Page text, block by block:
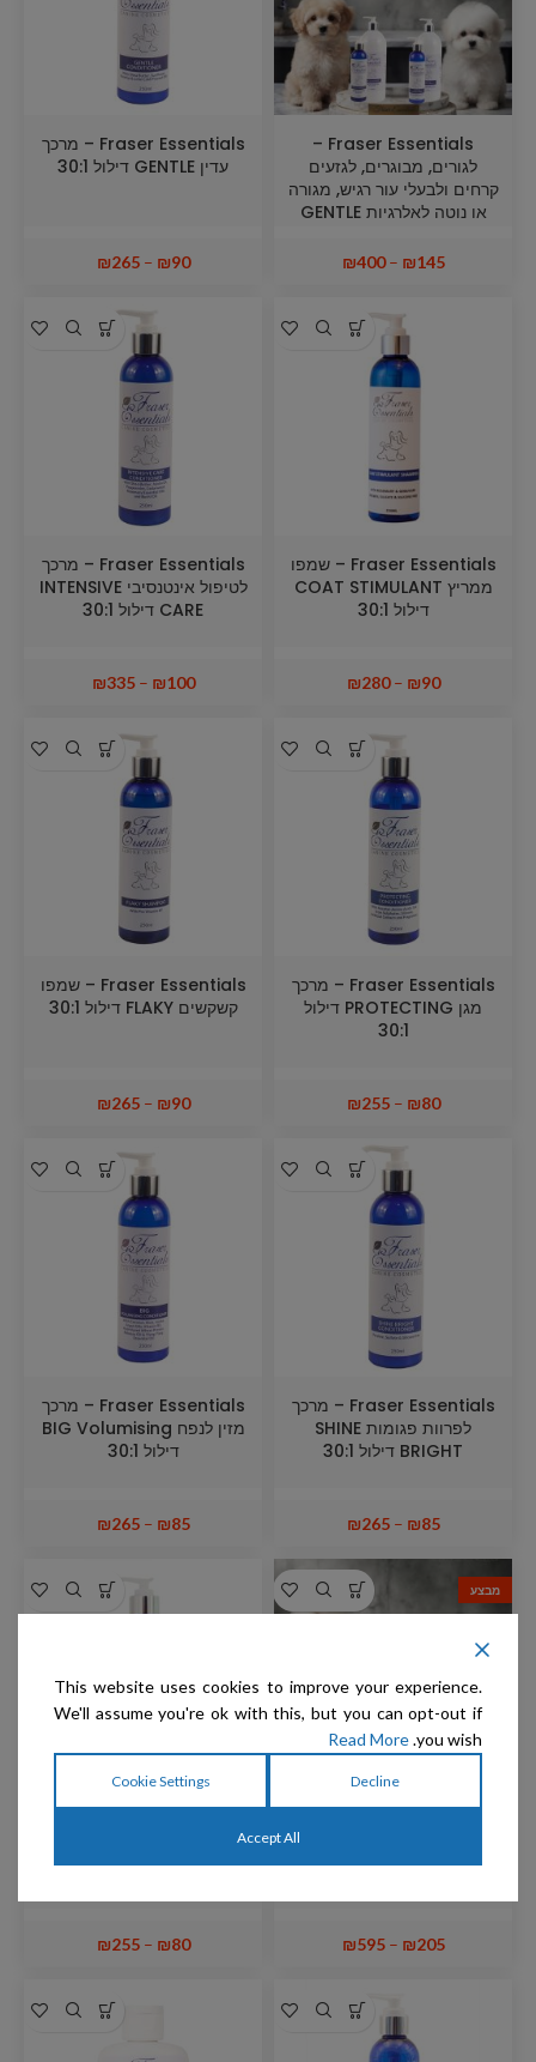
Fraser Essentials –
לגורים, מבוגרים, לגזעים
קרחים ולבעלי עור רגיש, מגורה
או נוטה לאלרגיות GENTLE
₪145
–
₪400
Fraser Essentials – מרכך
עדין GENTLE דילול 30:1
₪90
–
₪265
Fraser Essentials – שמפו
ממריץ COAT STIMULANT
דילול 30:1
₪90
–
₪280
Fraser Essentials – מרכך
לטיפול אינטנסיבי INTENSIVE
CARE דילול 30:1
₪100
–
₪335
Fraser Essentials – מרכך
מגן PROTECTING דילול
30:1
₪80
–
₪255
Fraser Essentials – שמפו
קשקשים FLAKY דילול 30:1
₪90
–
₪265
Fraser Essentials – מרכך
לפרוות פגומות SHINE
BRIGHT דילול 30:1
₪85
–
₪265
Fraser Essentials – מרכך
מזין לנפח BIG Volumising
דילול 30:1
₪85
–
₪265
מבצע
Volumising
₪205
–
₪595
מזין NURTURING דילול 30:1
₪80
–
₪255
This website uses cookies to improve your experience.
We'll assume you're ok with this, but you can opt-out if
you wish.
Read More
Decline
Cookie Settings
Accept All